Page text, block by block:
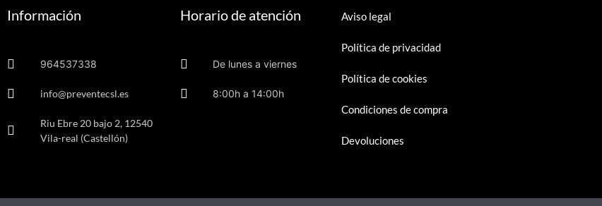
Información
964537338
info@preventecsl.es
Riu Ebre 20 bajo 2, 12540
Vila-real (Castellón)
Horario de atención
De lunes a viernes
8:00h a 14:00h
Aviso legal
Política de privacidad
Política de cookies
Condiciones de compra
Devoluciones